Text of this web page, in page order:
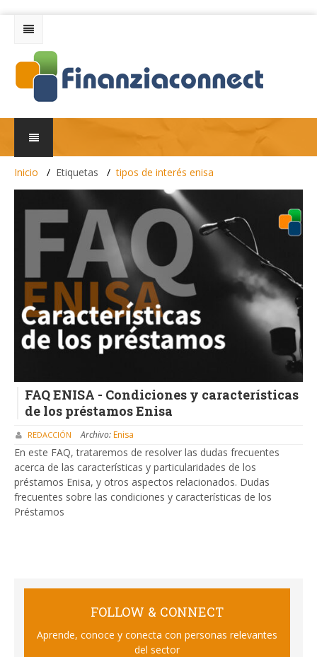
Inicio Etiquetas tipos de interés enisa
FAQ ENISA - Condiciones y características
de los préstamos Enisa
REDACCIÓN Archivo:Enisa
En este FAQ, trataremos de resolver las dudas frecuentes
acerca de las características y particularidades de los
préstamos Enisa, y otros aspectos relacionados. Dudas
frecuentes sobre las condiciones y características de los
Préstamos
FOLLOW & CONNECT
Aprende, conoce y conecta con personas relevantes
del sector